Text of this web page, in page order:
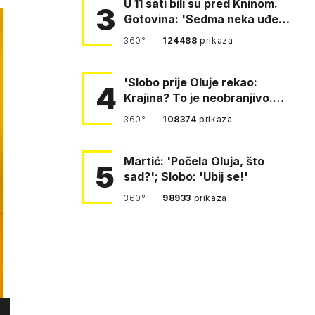
3
U 11 sati bili su pred Kninom.
Gotovina: 'Sedma neka uđe,
4. gardijska neka g…
360° 124488prikaza
4
'Slobo prije Oluje rekao:
Krajina? To je neobranjivo.
Tuđmana zvao Krivousti'
360° 108374prikaza
5
Martić: 'Počela Oluja, što
sad?'; Slobo: 'Ubij se!'
360° 98933 prikaza